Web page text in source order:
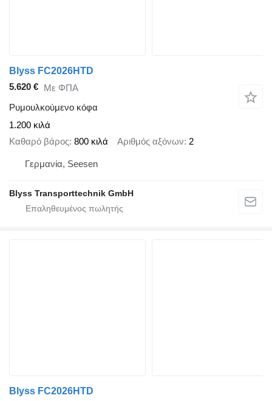
Blyss FC2026HTD
5.620 € Με ΦΠΑ
Ρυμουλκούμενο κόφα
1.200 κιλά
Καθαρό βάρος 800 κιλά Αριθμός αξόνων 2
Γερμανία, Seesen
Blyss Transporttechnik GmbH
Blyss FC2026HTD